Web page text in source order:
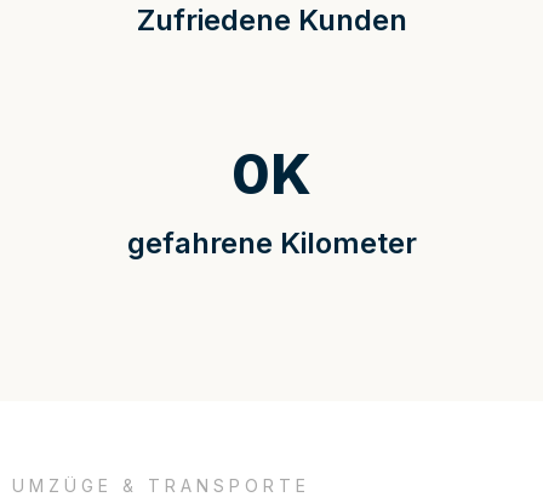
Zufriedene Kunden
gefahrene Kilometer
0K
UMZÜGE & TRANSPORTE